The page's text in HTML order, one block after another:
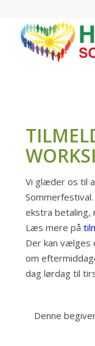
Vi glæder os til
ekstra betaling,
Læs mere på
Der kan vælges
om
dag lørdag til
Denne